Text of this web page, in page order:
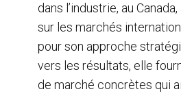
dans l’industrie, au
sur les marchés
pour son approche
vers les résultats, elle
de marché concrètes qui